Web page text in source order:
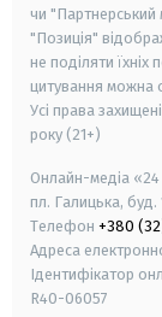
чи "Партнерський
"Позиція"
не поділяти
цитування можна
Усі права
року (21+)
Онлайн-медіа
пл. Галицька, буд.
Телефон +380
Адреса
Ідентифікатор
R40-06057